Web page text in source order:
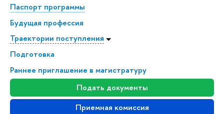
Паспорт программы
Будущая профессия
Траектории поступления
Подготовка
Раннее приглашение в магистратуру
Подать документы
Приемная комиссия